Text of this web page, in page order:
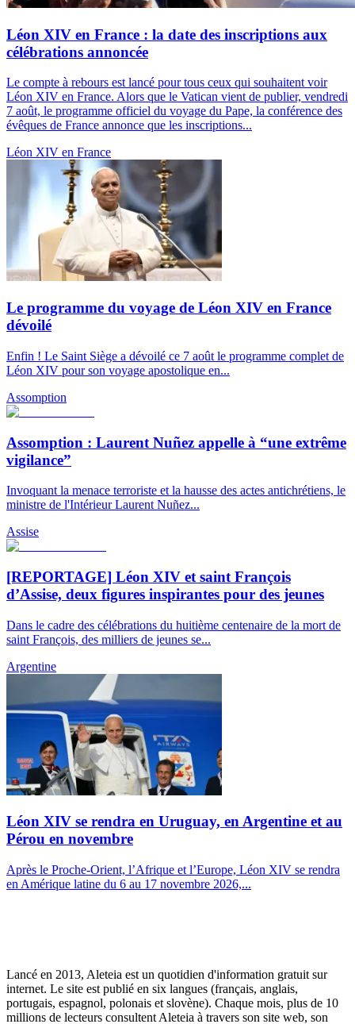
Léon XIV en France : la date des inscriptions aux
célébrations annoncée
Le compte à rebours est lancé pour tous ceux qui souhaitent voir
Léon XIV en France. Alors que le Vatican vient de publier, vendredi
7 août, le programme officiel du voyage du Pape, la conférence des
évêques de France annonce que les inscriptions...
Léon XIV en France
Le programme du voyage de Léon XIV en France
dévoilé
Enfin ! Le Saint Siège a dévoilé ce 7 août le programme complet de
Léon XIV pour son voyage apostolique en...
Assomption
Assomption : Laurent Nuñez appelle à “une extrême
vigilance”
Invoquant la menace terroriste et la hausse des actes antichrétiens, le
ministre de l'Intérieur Laurent Nuñez...
Assise
[REPORTAGE] Léon XIV et saint François
d’Assise, deux figures inspirantes pour des jeunes
Dans le cadre des célébrations du huitième centenaire de la mort de
saint François, des milliers de jeunes se...
Argentine
Léon XIV se rendra en Uruguay, en Argentine et au
Pérou en novembre
Après le Proche-Orient, l’Afrique et l’Europe, Léon XIV se rendra
en Amérique latine du 6 au 17 novembre 2026,...
Lancé en 2013, Aleteia est un quotidien d'information gratuit sur
internet. Le site est publié en six langues (français, anglais,
portugais, espagnol, polonais et slovène). Chaque mois, plus de 10
millions de lecteurs consultent Aleteia à travers son site web, son